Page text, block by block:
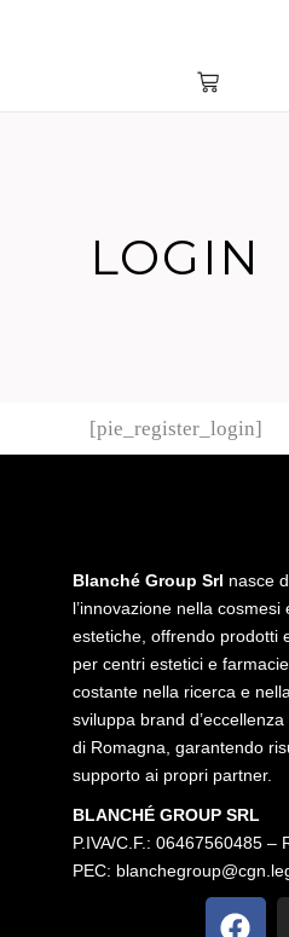
LOGIN
[pie_register_login]
Blanché Group Srl nasce
l’innovazione nella
estetiche, offrendo prodotti
per centri estetici e
costante nella ricerca e
sviluppa brand
di Romagna, garantendo
supporto ai propri partner.
BLANCHÉ GROUP SRL
P.IVA/C.F.: 06467560485 –
PEC: